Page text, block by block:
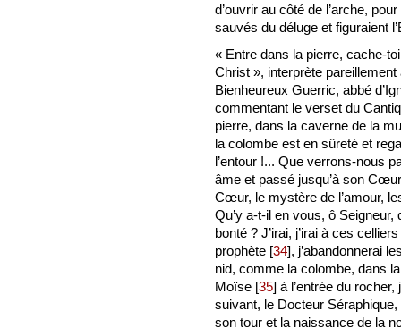
d’ouvrir au côté de l’arche,
sauvés du déluge et figuraient
« Entre dans la pierre, cache-
Christ », interprète
Bienheureux Guerric, abbé
commentant le verset du
pierre, dans la caverne de la
la colombe est en sûreté et
l’entour !... Que verrons-nous
âme et passé jusqu’à son
Cœur, le mystère de l’amour,
Qu’y a-t-il en vous, ô
bonté ? J’irai, j’irai à ces
prophète [34], j’abandonnerai
nid, comme la colombe, dans
Moïse [35] à l’entrée du
suivant, le Docteur
son tour et la naissance de la